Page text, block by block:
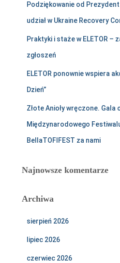
Podziękowanie od
udział w Ukraine Recovery
Praktyki i staże w ELETOR –
zgłoszeń
ELETOR ponownie wspiera
Dzień”
Złote Anioły wręczone. Gala
Międzynarodowego
BellaTOFIFEST za nami
Najnowsze komentarze
Archiwa
sierpień 2026
lipiec 2026
czerwiec 2026